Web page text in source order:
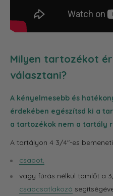
Milyen tartozékot
választani?
A kényelmesebb és
érdekében egészítsd ki a
a tartozékok nem a tartály
A tartályon 4 3/4"-es
csapot,
vagy fúrás nélkül tömlőt a
csapcsatlakozó